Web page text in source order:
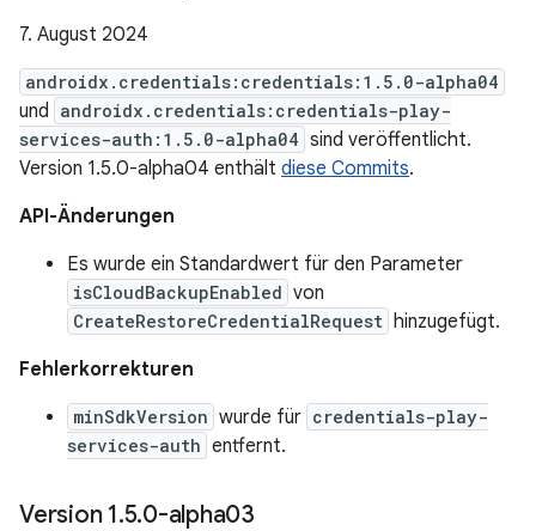
7. August 2024
androidx.credentials:credentials:1.5.0-alpha04
und androidx.credentials:credentials-play-
services-auth:1.5.0-alpha04 sind veröffentlicht.
Version 1.5.0-alpha04 enthält diese Commits.
API-Änderungen
Es wurde ein Standardwert für den Parameter
isCloudBackupEnabled von
CreateRestoreCredentialRequest hinzugefügt.
Fehlerkorrekturen
minSdkVersion wurde für credentials-play-
services-auth entfernt.
Version 1.5.0-alpha03